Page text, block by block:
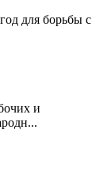
для борьбы с
и